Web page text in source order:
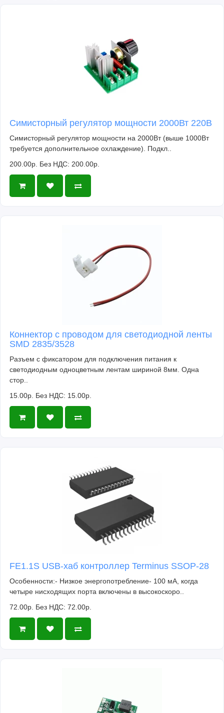
Симисторный регулятор мощности 2000Вт 220В
Симисторный регулятор мощности на 2000Вт (выше 1000Вт
требуется дополнительное охлаждение). Подкл..
200.00р. Без НДС: 200.00р.
Коннектор с проводом для светодиодной ленты
SMD 2835/3528
Разъем с фиксатором для подключения питания к
светодиодным одноцветным лентам шириной 8мм. Одна
стор..
15.00р. Без НДС: 15.00р.
FE1.1S USB-хаб контроллер Terminus SSOP-28
Особенности:- Низкое энергопотребление- 100 мА, когда
четыре нисходящих порта включены в высокоскоро..
72.00р. Без НДС: 72.00р.